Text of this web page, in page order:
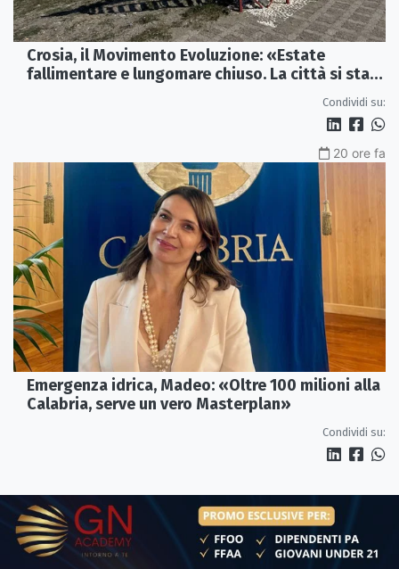
Crosia, il Movimento Evoluzione: «Estate
fallimentare e lungomare chiuso. La città si sta
Condividi su:
20 ore fa
Emergenza idrica, Madeo: «Oltre 100 milioni alla
Calabria, serve un vero Masterplan»
Condividi su: